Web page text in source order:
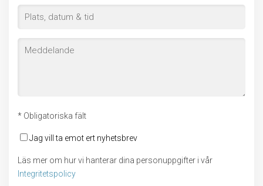
* Obligatoriska fält
Jag vill ta emot ert nyhetsbrev
Läs mer om hur vi hanterar dina personuppgifter i vår
Integritetspolicy